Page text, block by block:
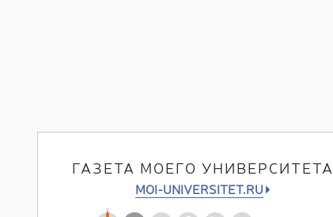
ГАЗЕТА МОЕГО УНИВЕРСИТЕТА
MOI-UNIVERSITET.RU